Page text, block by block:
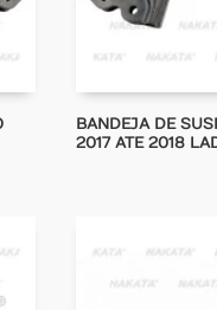
BANDEJA DE
2017 ATE 2018